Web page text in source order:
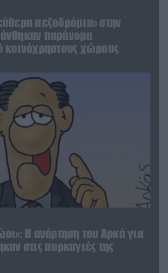
πεζοδρόμια» στην
παράνομα
κοινόχρηστους χώρους
Η ανάρτηση του Αρκά για
στις πυρκαγιές της